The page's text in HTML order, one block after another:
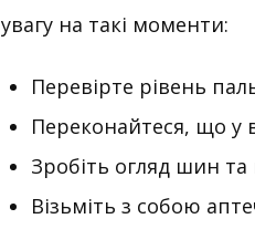
увагу на такі моменти:
Перевірте рівень
Переконайтеся, що у
Зробіть огляд шин та
Візьміть з собою